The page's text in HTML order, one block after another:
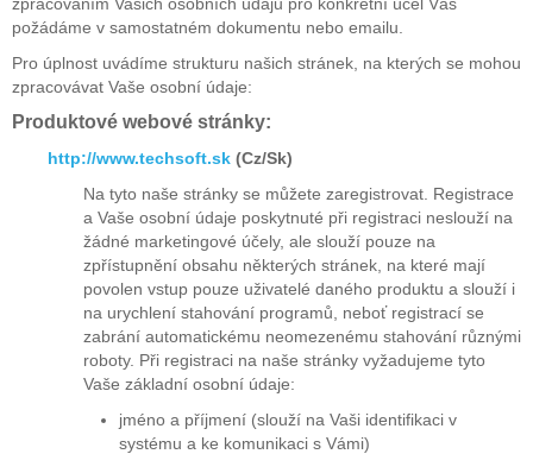
požádáme v samostatném dokumentu nebo emailu.
Pro úplnost uvádíme strukturu našich stránek, na kterých se mohou
zpracovávat Vaše osobní údaje:
Produktové webové stránky:
http://www.techsoft.sk (Cz/Sk)
Na tyto naše stránky se můžete zaregistrovat. Registrace
a Vaše osobní údaje poskytnuté při registraci neslouží na
žádné marketingové účely, ale slouží pouze na
zpřístupnění obsahu některých stránek, na které mají
povolen vstup pouze uživatelé daného produktu a slouží i
na urychlení stahování programů, neboť registrací se
zabrání automatickému neomezenému stahování různými
roboty. Při registraci na naše stránky vyžadujeme tyto
Vaše základní osobní údaje:
jméno a příjmení (slouží na Vaši identifikaci v
systému a ke komunikaci s Vámi)